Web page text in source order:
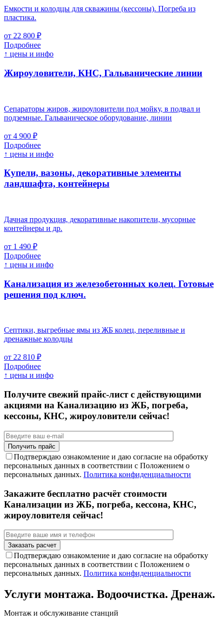
Емкости и колодцы для скважины (кессоны). Погреба из
пластика.
от 22 800 ₽
Подробнее
↑ цены и инфо
Жироуловители, КНС, Гальванические линии
Сепараторы жиров, жироуловители под мойку, в подвал и
подземные. Гальваническое оборудование, линии
от 4 900 ₽
Подробнее
↑ цены и инфо
Купели, вазоны, декоративные элементы
ландшафта, контейнеры
Дачная продукция, декоративные накопители, мусорные
контейнеры и др.
от 1 490 ₽
Подробнее
↑ цены и инфо
Канализация из железобетонных колец. Готовые
решения под ключ.
Септики, выгребные ямы из ЖБ колец, переливные и
дренажные колодцы
от 22 810 ₽
Подробнее
↑ цены и инфо
Получите свежий прайс-лист с действующими
акциями на Канализацию из ЖБ, погреба,
кессоны, КНС, жироуловители сейчас!
Подтверждаю ознакомление и даю согласие на обработку
персональных данных в соответствии с Положением о
персональных данных. Политика конфиденциальности
Закажите бесплатно расчёт стоимости
Канализации из ЖБ, погреба, кессона, КНС,
жироуловителя сейчас!
Подтверждаю ознакомление и даю согласие на обработку
персональных данных в соответствии с Положением о
персональных данных. Политика конфиденциальности
Услуги монтажа. Водоочистка. Дренаж.
Монтаж и обслуживание станций